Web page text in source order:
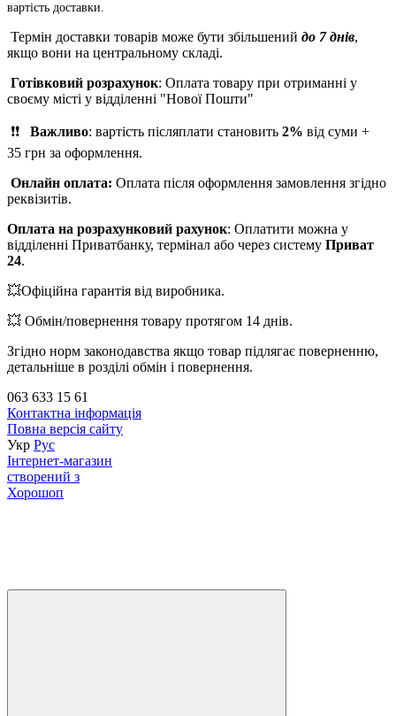
вартість доставки.
Термін доставки товарів може бути збільшений до 7 днів,
якщо вони на центральному складі.
Готівковий розрахунок: Оплата товару при отриманні у
своєму місті у відділенні "Нової Пошти"
❗❗ Важливо: вартість післяплати становить 2% від суми +
35 грн за оформлення.
Онлайн оплата: Оплата після оформлення замовлення згідно
реквізитів.
Оплата на розрахунковий рахунок: Оплатити можна у
відділенні Приватбанку, термінал або через систему Приват
24.
💥Офіційна гарантія від виробника.
💥 Обмін/повернення товару протягом 14 днів.
Згідно норм законодавства якщо товар підлягає поверненню,
детальніше в розділі обмін і повернення.
063 633 15 61
Контактна інформація
Повна версія сайту
Укр Рус
Інтернет-магазин
створений з
Хорошоп